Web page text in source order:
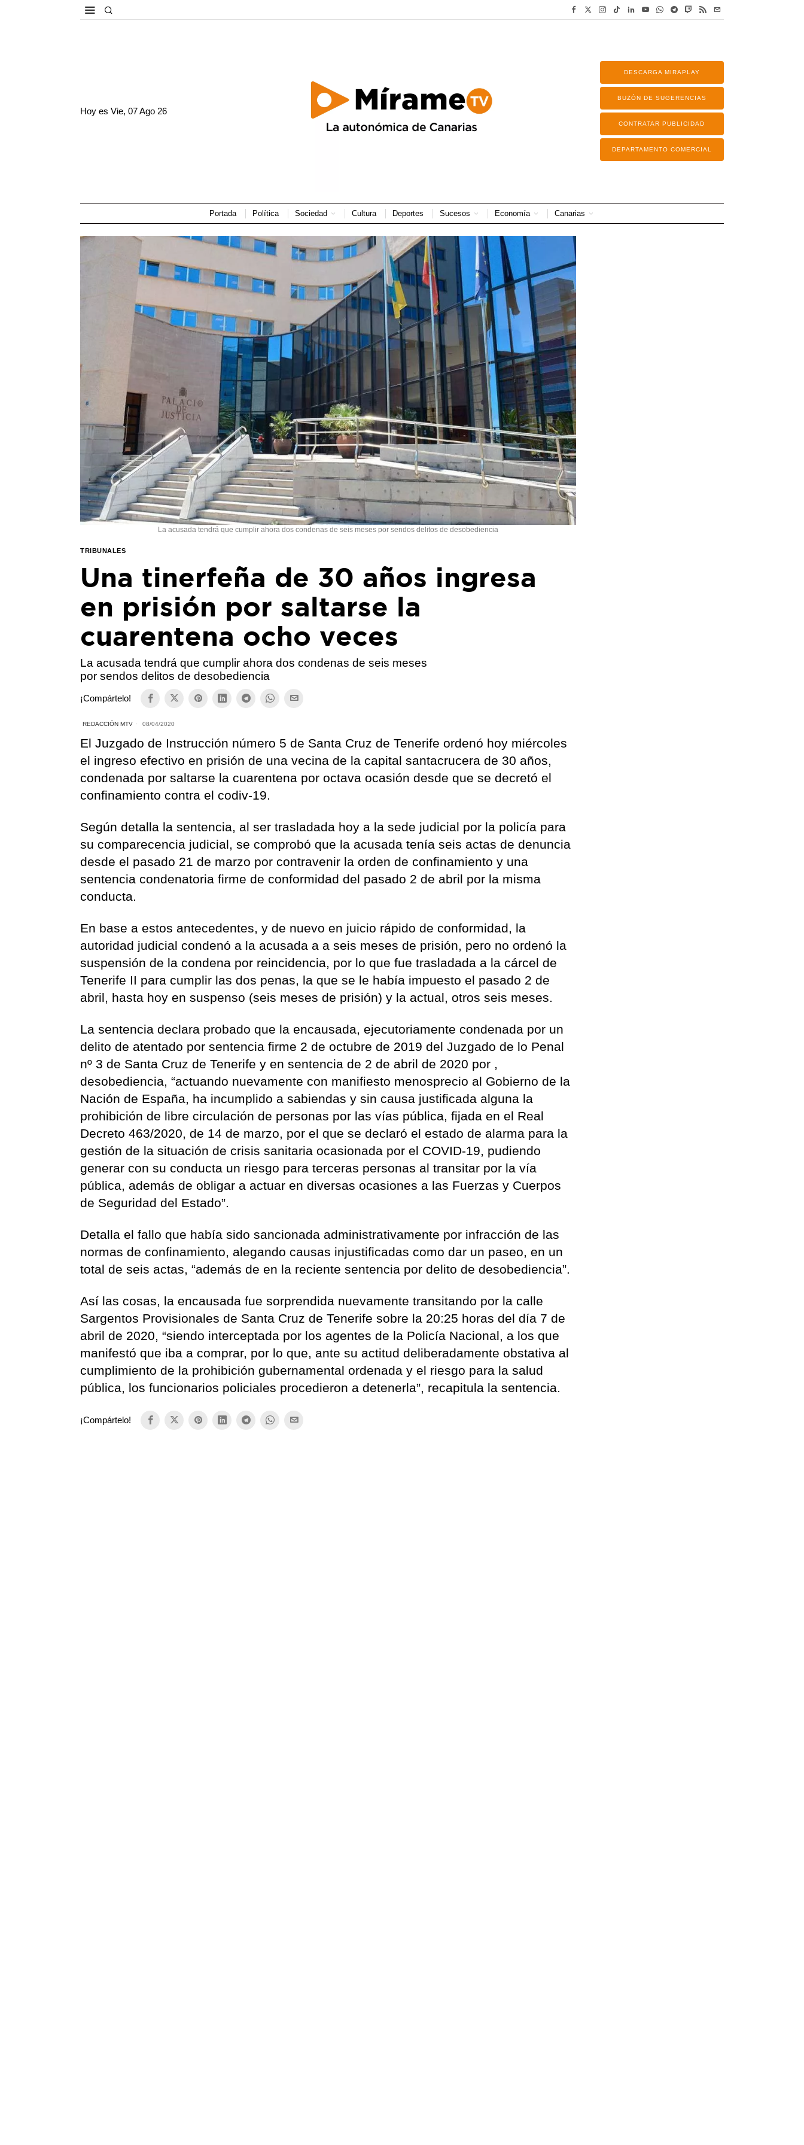
Hoy esVie, 07 Ago 26
DESCARGA MIRAPLAY
BUZÓN DE SUGERENCIAS
CONTRATAR PUBLICIDAD
DEPARTAMENTO COMERCIAL
Portada Política Sociedad Cultura Deportes Sucesos Economía Canarias
La acusada tendrá que cumplir ahora dos condenas de seis meses por sendos delitos de desobediencia
TRIBUNALES
Una tinerfeña de 30 años ingresa
en prisión por saltarse la
cuarentena ocho veces
La acusada tendrá que cumplir ahora dos condenas de seis meses
por sendos delitos de desobediencia
¡Compártelo!
REDACCIÓN MTV 08/04/2020
El Juzgado de Instrucción número 5 de Santa Cruz de Tenerife ordenó hoy miércoles
el ingreso efectivo en prisión de una vecina de la capital santacrucera de 30 años,
condenada por saltarse la cuarentena por octava ocasión desde que se decretó el
confinamiento contra el codiv-19.
Según detalla la sentencia, al ser trasladada hoy a la sede judicial por la policía para
su comparecencia judicial, se comprobó que la acusada tenía seis actas de denuncia
desde el pasado 21 de marzo por contravenir la orden de confinamiento y una
sentencia condenatoria firme de conformidad del pasado 2 de abril por la misma
conducta.
En base a estos antecedentes, y de nuevo en juicio rápido de conformidad, la
autoridad judicial condenó a la acusada a a seis meses de prisión, pero no ordenó la
suspensión de la condena por reincidencia, por lo que fue trasladada a la cárcel de
Tenerife II para cumplir las dos penas, la que se le había impuesto el pasado 2 de
abril, hasta hoy en suspenso (seis meses de prisión) y la actual, otros seis meses.
La sentencia declara probado que la encausada, ejecutoriamente condenada por un
delito de atentado por sentencia firme 2 de octubre de 2019 del Juzgado de lo Penal
nº 3 de Santa Cruz de Tenerife y en sentencia de 2 de abril de 2020 por ,
desobediencia, “actuando nuevamente con manifiesto menosprecio al Gobierno de la
Nación de España, ha incumplido a sabiendas y sin causa justificada alguna la
prohibición de libre circulación de personas por las vías pública, fijada en el Real
Decreto 463/2020, de 14 de marzo, por el que se declaró el estado de alarma para la
gestión de la situación de crisis sanitaria ocasionada por el COVID-19, pudiendo
generar con su conducta un riesgo para terceras personas al transitar por la vía
pública, además de obligar a actuar en diversas ocasiones a las Fuerzas y Cuerpos
de Seguridad del Estado”.
Detalla el fallo que había sido sancionada administrativamente por infracción de las
normas de confinamiento, alegando causas injustificadas como dar un paseo, en un
total de seis actas, “además de en la reciente sentencia por delito de desobediencia”.
Así las cosas, la encausada fue sorprendida nuevamente transitando por la calle
Sargentos Provisionales de Santa Cruz de Tenerife sobre la 20:25 horas del día 7 de
abril de 2020, “siendo interceptada por los agentes de la Policía Nacional, a los que
manifestó que iba a comprar, por lo que, ante su actitud deliberadamente obstativa al
cumplimiento de la prohibición gubernamental ordenada y el riesgo para la salud
pública, los funcionarios policiales procedieron a detenerla”, recapitula la sentencia.
¡Compártelo!